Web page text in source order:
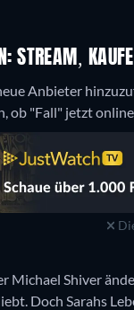
STREAM,
Anbieter
ob "Fall" jetzt
Michael Shiver
Doch Sarahs